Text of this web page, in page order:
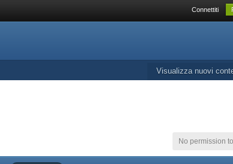
Connettiti
Visualizza nuovi
No permission